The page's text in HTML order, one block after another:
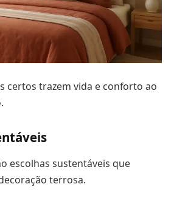
certos trazem vida e conforto ao
escolhas sustentáveis que
terrosa.